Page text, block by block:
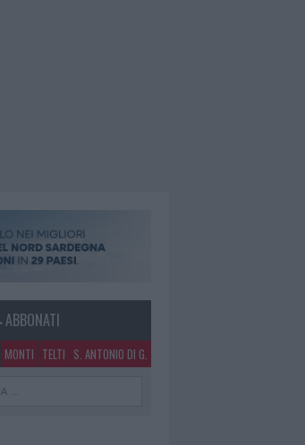
ABBONATI
MONTI TELTI S. ANTONIO DI G.